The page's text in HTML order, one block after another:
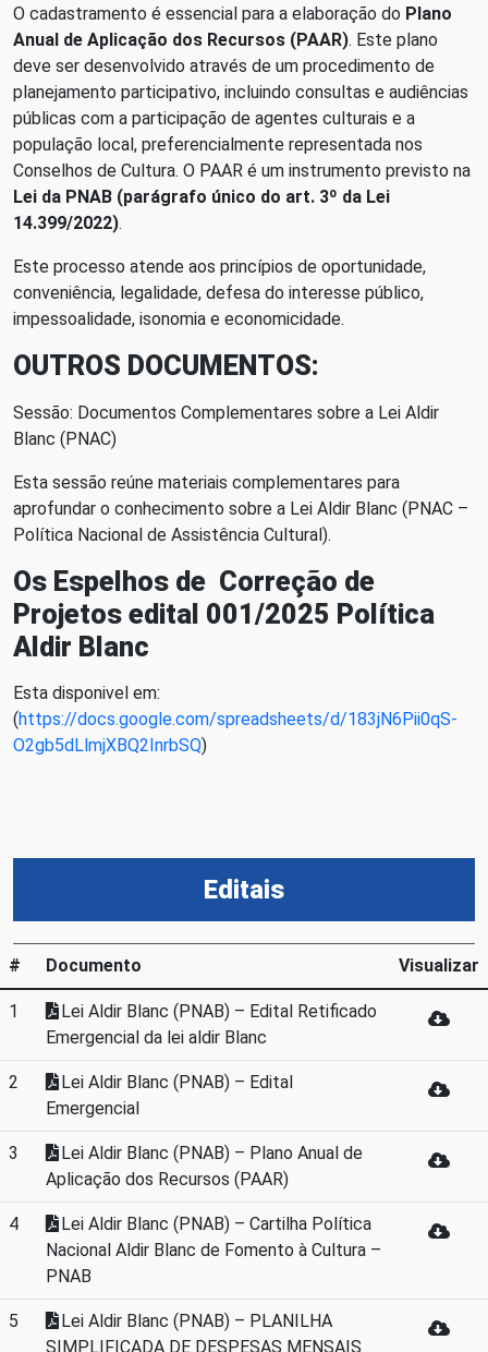
O cadastramento é essencial para a elaboração do Plano
Anual de Aplicação dos Recursos (PAAR). Este plano
deve ser desenvolvido através de um procedimento de
planejamento participativo, incluindo consultas e audiências
públicas com a participação de agentes culturais e a
população local, preferencialmente representada nos
Conselhos de Cultura. O PAAR é um instrumento previsto na
Lei da PNAB (parágrafo único do art. 3º da Lei
14.399/2022).
Este processo atende aos princípios de oportunidade,
conveniência, legalidade, defesa do interesse público,
impessoalidade, isonomia e economicidade.
OUTROS DOCUMENTOS:
Sessão: Documentos Complementares sobre a Lei Aldir
Blanc (PNAC)
Esta sessão reúne materiais complementares para
aprofundar o conhecimento sobre a Lei Aldir Blanc (PNAC –
Política Nacional de Assistência Cultural).
Os Espelhos de Correção de
Projetos edital 001/2025 Política
Aldir Blanc
Esta disponivel em:
(https://docs.google.com/spreadsheets/d/183jN6Pii0qS-
O2gb5dLlmjXBQ2InrbSQ)
Editais
# Documento Visualizar
1
Lei Aldir Blanc (PNAB) – Edital Retificado
Emergencial da lei aldir Blanc
2
Lei Aldir Blanc (PNAB) – Edital
Emergencial
3
Lei Aldir Blanc (PNAB) – Plano Anual de
Aplicação dos Recursos (PAAR)
4
Lei Aldir Blanc (PNAB) – Cartilha Política
Nacional Aldir Blanc de Fomento à Cultura –
PNAB
5
Lei Aldir Blanc (PNAB) – PLANILHA
SIMPLIFICADA DE DESPESAS MENSAIS